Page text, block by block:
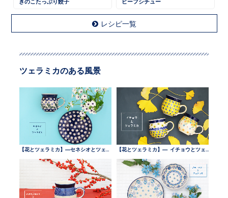
きのこたっぷり餃子 ビーフシチュー
レシピ一覧
ツェラミカのある風景